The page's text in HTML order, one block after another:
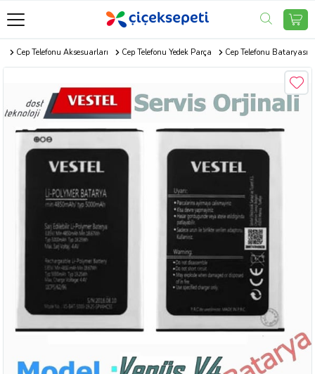
Cep Telefonu Aksesuarları Cep Telefonu Yedek Parça Cep Telefonu Bataryası